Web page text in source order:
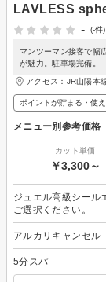
LAVLESS
-
(-件)
マンツーマン接客で幅
が魅力。駐車場完備。
アクセス：JR山陽本
ポイントが貯まる・使
メニュー別参考価格
カット単価
￥3,300～
ジュエル高級シール
ご選択ください。
アルカリキャンセル
5分スパ